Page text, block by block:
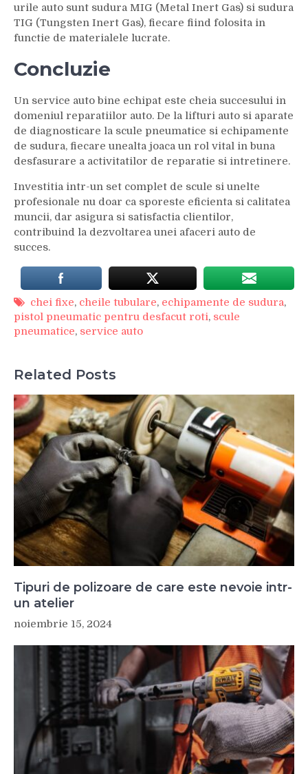
urile auto sunt sudura MIG (Metal Inert Gas) si sudura
TIG (Tungsten Inert Gas), fiecare fiind folosita in
functie de materialele lucrate.
Concluzie
Un service auto bine echipat este cheia succesului in
domeniul reparatiilor auto. De la lifturi auto si aparate
de diagnosticare la scule pneumatice si echipamente
de sudura, fiecare unealta joaca un rol vital in buna
desfasurare a activitatilor de reparatie si intretinere.
Investitia intr-un set complet de scule si unelte
profesionale nu doar ca sporeste eficienta si calitatea
muncii, dar asigura si satisfactia clientilor,
contribuind la dezvoltarea unei afaceri auto de
succes.
chei fixe, cheile tubulare, echipamente de sudura,
pistol pneumatic pentru desfacut roti, scule
pneumatice, service auto
Related Posts
Tipuri de polizoare de care este nevoie intr-
un atelier
noiembrie 15, 2024